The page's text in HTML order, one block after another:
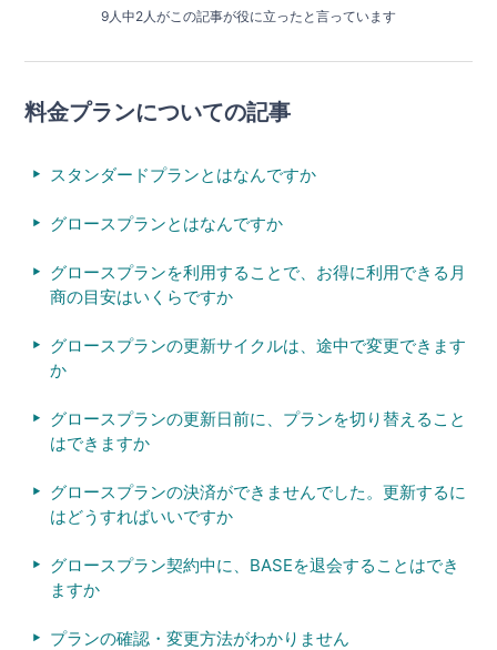
9人中2人がこの記事が役に立ったと言っています
料金プランについての記事
スタンダードプランとはなんですか
グロースプランとはなんですか
グロースプランを利用することで、お得に利用できる月
商の目安はいくらですか
グロースプランの更新サイクルは、途中で変更できます
か
グロースプランの更新日前に、プランを切り替えること
はできますか
グロースプランの決済ができませんでした。更新するに
はどうすればいいですか
グロースプラン契約中に、BASEを退会することはでき
ますか
プランの確認・変更方法がわかりません